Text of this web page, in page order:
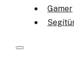
Gamer